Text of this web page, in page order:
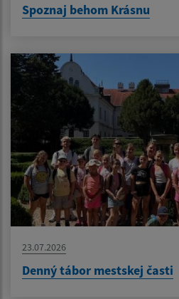
Spoznaj behom Krásnu
23.07.2026
Denný tábor mestskej časti